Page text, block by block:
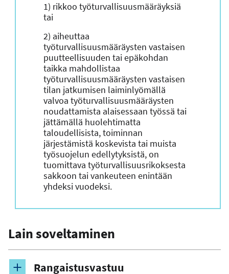
1) rikkoo työturvallisuusmääräyksiä
tai
2) aiheuttaa
työturvallisuusmääräysten vastaisen
puutteellisuuden tai epäkohdan
taikka mahdollistaa
työturvallisuusmääräysten vastaisen
tilan jatkumisen laiminlyömällä
valvoa työturvallisuusmääräysten
noudattamista alaisessaan työssä tai
jättämällä huolehtimatta
taloudellisista, toiminnan
järjestämistä koskevista tai muista
työsuojelun edellytyksistä, on
tuomittava työturvallisuusrikoksesta
sakkoon tai vankeuteen enintään
yhdeksi vuodeksi.
Lain soveltaminen
Rangaistusvastuu